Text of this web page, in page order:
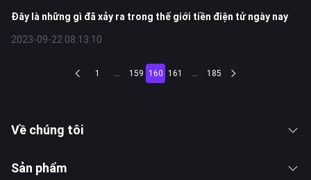
Đây là những gì đã xảy ra trong thế giới tiền điện tử ngày nay
2023-09-22 08:13:10
1 ... 159 160 161 ... 185
Về chúng tôi
Sản phẩm